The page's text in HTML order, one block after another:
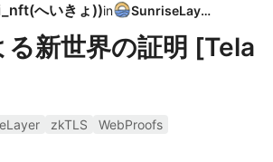
へいきょ))in SunriseLayer
る新世界の証明 [Tela
zkTLS
WebProofs